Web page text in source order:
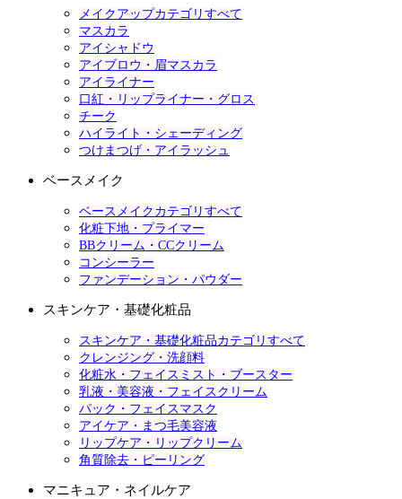
メイクアップカテゴリすべて
マスカラ
アイシャドウ
アイブロウ・眉マスカラ
アイライナー
口紅・リップライナー・グロス
チーク
ハイライト・シェーディング
つけまつげ・アイラッシュ
ベースメイク
ベースメイクカテゴリすべて
化粧下地・プライマー
BBクリーム・CCクリーム
コンシーラー
ファンデーション・パウダー
スキンケア・基礎化粧品
スキンケア・基礎化粧品カテゴリすべて
クレンジング・洗顔料
化粧水・フェイスミスト・ブースター
乳液・美容液・フェイスクリーム
パック・フェイスマスク
アイケア・まつ毛美容液
リップケア・リップクリーム
角質除去・ピーリング
マニキュア・ネイルケア